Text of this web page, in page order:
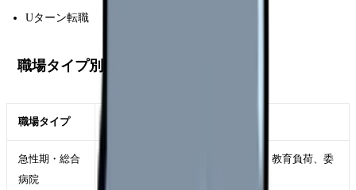
Uターン転職
職場タイプ別の見方
職場タイプ
急性期・総合
病院
救急件数、病床稼働率、夜勤体制、教育負荷、委